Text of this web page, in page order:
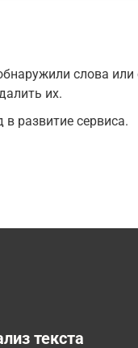
слова
их.
развитие сервиса.
текста